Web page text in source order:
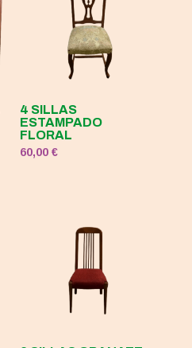
4 SILLAS
ESTAMPADO
FLORAL
60,00€